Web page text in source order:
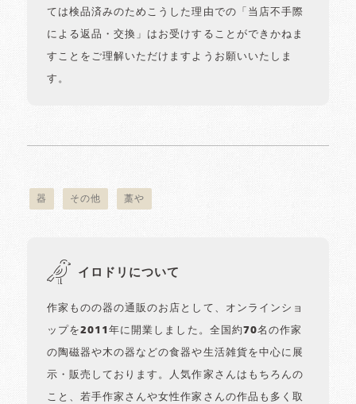
ては検品済みのためこうした理由での「当店不手際
による返品・交換」はお受けすることができかねま
すことをご理解いただけますようお願いいたしま
す。
器 その他 藁や
イロドリについて
作家ものの器の通販のお店として、オンラインショ
ップを2011年に開業しました。全国約70名の作家
の陶磁器や木の器などの食器や生活雑貨を中心に展
示・販売しております。人気作家さんはもちろんの
こと、若手作家さんや女性作家さんの作品も多く取